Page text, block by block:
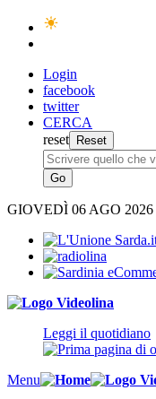
Login
facebook
twitter
CERCA
reset
GIOVEDÌ 06 AGO 2026
Leggi il quotidiano
Menu